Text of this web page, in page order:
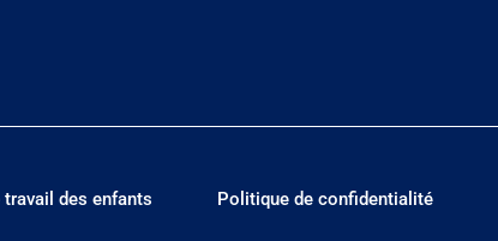
des enfants
Politique de confidentialité